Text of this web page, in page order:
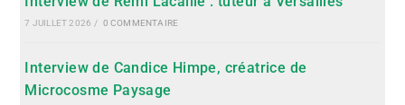
7 JUILLET 2026 / 0 COMMENTAIRE
Interview de Candice Himpe, créatrice de
Microcosme Paysage